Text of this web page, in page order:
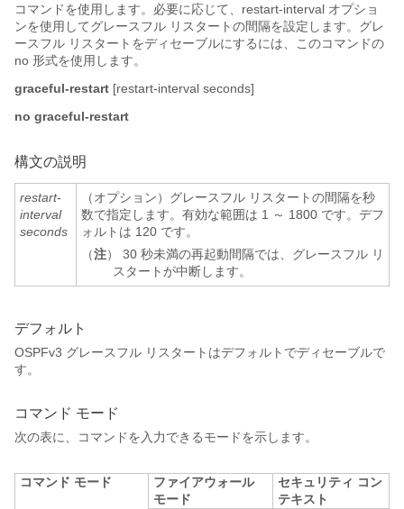
コマンドを使用します。必要に応じて、restart-interval オプショ
ンを使用してグレースフル リスタートの間隔を設定します。グレ
ースフル リスタートをディセーブルにするには、このコマンドの
no 形式を使用します。
graceful-restart [restart-interval seconds]
no graceful-restart
構文の説明
restart-
interval
seconds
（オプション）グレースフル リスタートの間隔を秒
数で指定します。有効な範囲は 1 ～ 1800 です。デフ
ォルトは 120 です。
（注） 30 秒未満の再起動間隔では、グレースフル リ
スタートが中断します。
デフォルト
OSPFv3 グレースフル リスタートはデフォルトでディセーブルで
す。
コマンド モード
次の表に、コマンドを入力できるモードを示します。
コマンド モード
ファイアウォール
モード
セキュリティ コン
テキスト